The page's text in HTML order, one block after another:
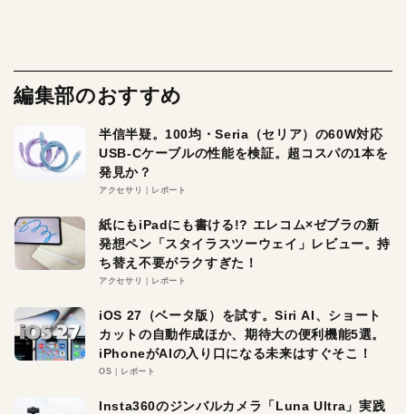
編集部のおすすめ
半信半疑。100均・Seria（セリア）の60W対応
USB-Cケーブルの性能を検証。超コスパの1本を
発見か？
アクセサリ レポート
紙にもiPadにも書ける!? エレコム×ゼブラの新
発想ペン「スタイラスツーウェイ」レビュー。持
ち替え不要がラクすぎた！
アクセサリ レポート
iOS 27（ベータ版）を試す。Siri AI、ショート
カットの自動作成ほか、期待大の便利機能5選。
iPhoneがAIの入り口になる未来はすぐそこ！
OS レポート
Insta360のジンバルカメラ「Luna Ultra」実践